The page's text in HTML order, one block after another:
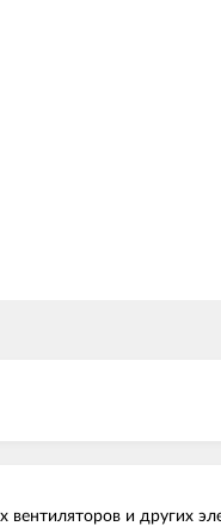
и других